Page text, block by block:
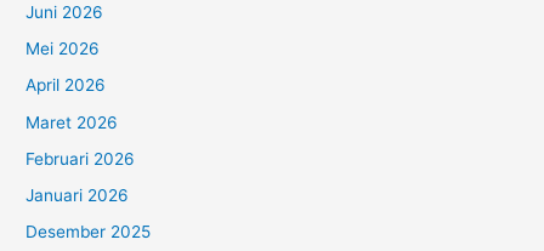
Juni 2026
Mei 2026
April 2026
Maret 2026
Februari 2026
Januari 2026
Desember 2025